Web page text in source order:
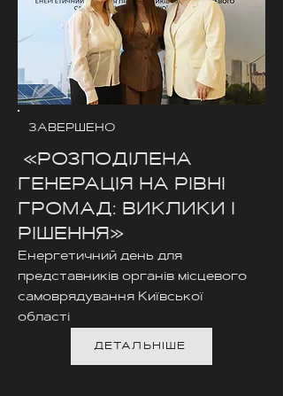
ЗАВЕРШЕНО
«РОЗПОДІЛЕНА
ГЕНЕРАЦІЯ НА РІВНІ
ГРОМАД: ВИКЛИКИ І
РІШЕННЯ»
Енергетичний день для
представників органів місцевого
самоврядування Київської
області
ДЕТАЛЬНІШЕ